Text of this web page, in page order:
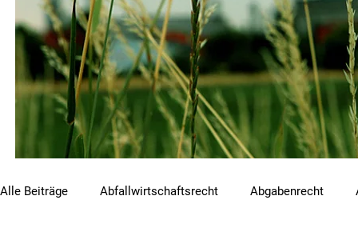
Alle Beiträge Abfallwirtschaftsrecht Abgabenrecht